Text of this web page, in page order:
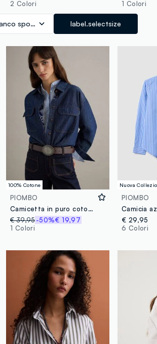
2 Colori
sporco label.selectsize
1 Colori
100% Cotone
PIOMBO
Camicetta in puro cotone denim blu regular fit
€ 39,95-50%€ 19,97
1 Colori
Nuova
PIOMBO
€ 29,95
6 Colori